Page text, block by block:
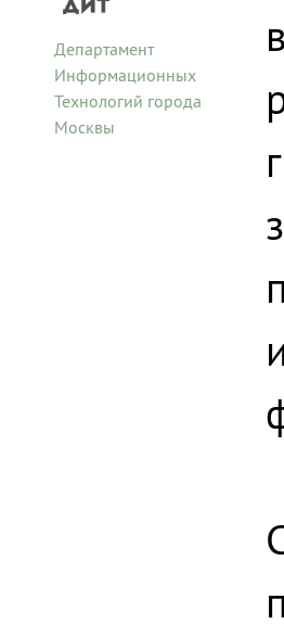
Департамент
Информационных
Технологий города
Москвы